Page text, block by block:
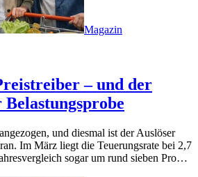
Magazin
– und der
und diesmal ist der Auslöser
Im März liegt die Teuerungsrate bei 2,7
sogar um rund sieben Pro…